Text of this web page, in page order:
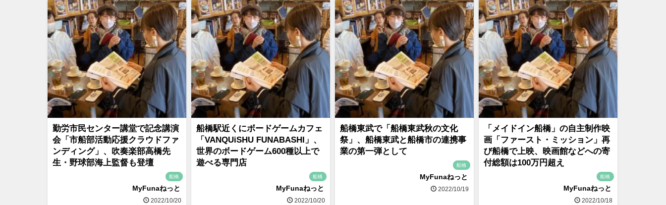
勤労市民センター講堂で記念講演
会「市船部活動応援クラウドファ
ンディング」、吹奏楽部高橋先
生・野球部海上監督も登壇
船橋
MyFunaねっと
2022/10/20
船橋駅近くにボードゲームカフェ
「VANQUiSHU FUNABASHI」、
世界のボードゲーム600種以上で
遊べる専門店
船橋
MyFunaねっと
2022/10/20
船橋東武で「船橋東武秋の文化
祭」、船橋東武と船橋市の連携事
業の第一弾として
船橋
MyFunaねっと
2022/10/19
「メイドイン船橋」の自主制作映
画「ファースト・ミッション」再
び船橋で上映、映画館などへの寄
付総額は100万円超え
船橋
MyFunaねっと
2022/10/18